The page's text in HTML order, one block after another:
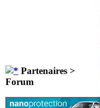
Partenaires >
Forum